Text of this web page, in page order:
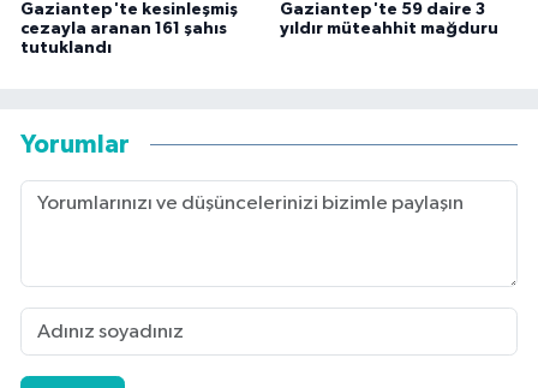
Gaziantep'te kesinleşmiş
cezayla aranan 161 şahıs
tutuklandı
Gaziantep'te 59 daire 3
yıldır müteahhit mağduru
Yorumlar